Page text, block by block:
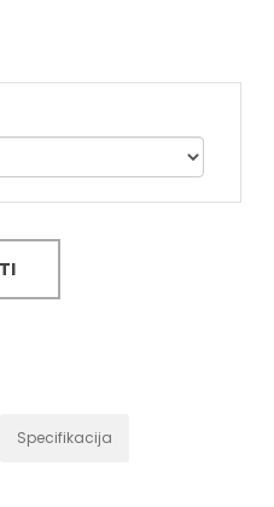
Specifikacija